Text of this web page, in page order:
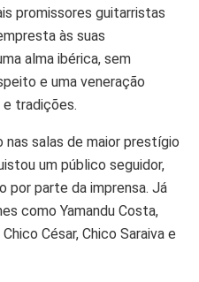
promissores guitarristas
às suas
alma ibérica, sem
e uma veneração
e tradições.
nas salas de maior prestígio
um público seguidor,
por parte da imprensa. Já
como Yamandu Costa,
César, Chico Saraiva e